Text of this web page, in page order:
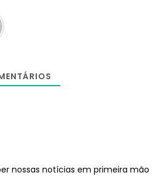
nossas notícias em primeira mão